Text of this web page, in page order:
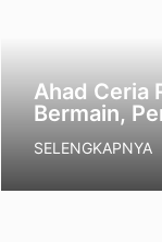
Ahad Ceria
Bermain,
SELENGKAPNYA